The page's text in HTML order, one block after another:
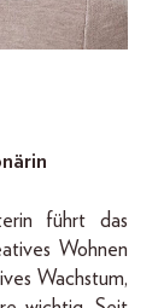
führt das
Wohnen
Wachstum,